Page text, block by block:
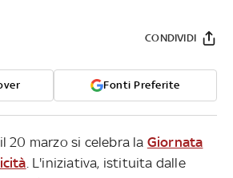
Fonti Preferite
CONDIVIDI
20 marzo si celebra la Giornata
. L'iniziativa, istituita dalle